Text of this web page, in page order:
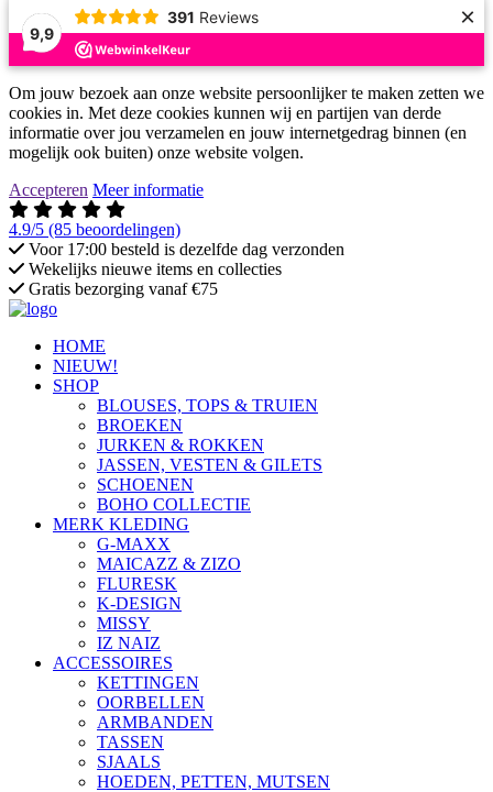
9,9
391 Reviews ×
Om jouw bezoek aan onze website persoonlijker te maken zetten we
cookies in. Met deze cookies kunnen wij en partijen van derde
informatie over jou verzamelen en jouw internetgedrag binnen (en
mogelijk ook buiten) onze website volgen.
Accepteren Meer informatie
4.9/5 (85 beoordelingen)
Voor 17:00 besteld is dezelfde dag verzonden
Wekelijks nieuwe items en collecties
Gratis bezorging vanaf €75
HOME
NIEUW!
SHOP
BLOUSES, TOPS & TRUIEN
BROEKEN
JURKEN & ROKKEN
JASSEN, VESTEN & GILETS
SCHOENEN
BOHO COLLECTIE
MERK KLEDING
G-MAXX
MAICAZZ & ZIZO
FLURESK
K-DESIGN
MISSY
IZ NAIZ
ACCESSOIRES
KETTINGEN
OORBELLEN
ARMBANDEN
TASSEN
SJAALS
HOEDEN, PETTEN, MUTSEN